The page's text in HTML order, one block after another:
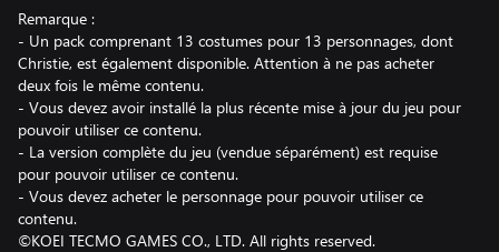
Remarque :
- Un pack comprenant 13 costumes pour 13 personnages, dont
Christie, est également disponible. Attention à ne pas acheter
deux fois le même contenu.
- Vous devez avoir installé la plus récente mise à jour du jeu pour
pouvoir utiliser ce contenu.
- La version complète du jeu (vendue séparément) est requise
pour pouvoir utiliser ce contenu.
- Vous devez acheter le personnage pour pouvoir utiliser ce
contenu.
©KOEI TECMO GAMES CO., LTD. All rights reserved.